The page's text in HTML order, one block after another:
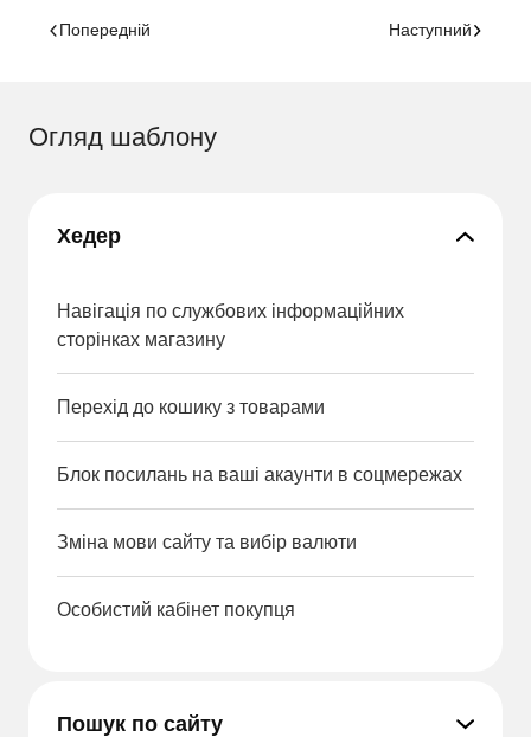
Попередній Наступний
Огляд шаблону
Хедер
Навігація по службових інформаційних
сторінках магазину
Перехід до кошику з товарами
Блок посилань на ваші акаунти в соцмережах
Зміна мови сайту та вибір валюти
Особистий кабінет покупця
Пошук по сайту